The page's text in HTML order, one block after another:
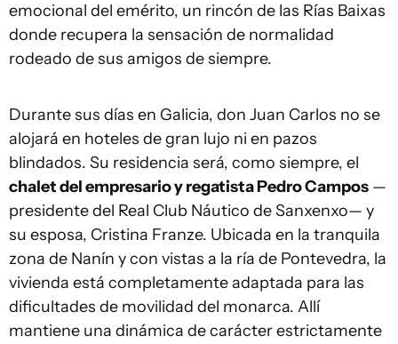
emocional del emérito, un rincón de las Rías Baixas
donde recupera la sensación de normalidad
rodeado de sus amigos de siempre.
Durante sus días en Galicia, don Juan Carlos no se
alojará en hoteles de gran lujo ni en pazos
blindados. Su residencia será, como siempre, el
chalet del empresario y regatista Pedro Campos —
presidente del Real Club Náutico de Sanxenxo— y
su esposa, Cristina Franze. Ubicada en la tranquila
zona de Nanín y con vistas a la ría de Pontevedra, la
vivienda está completamente adaptada para las
dificultades de movilidad del monarca. Allí
mantiene una dinámica de carácter estrictamente